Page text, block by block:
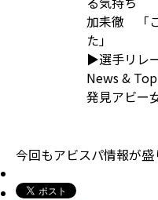
加耒徹 「
た」
▶選手リレ
News &
発見アビ
今回もアビスパ情報が盛